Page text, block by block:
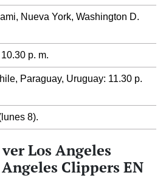
Nueva York, Washington D.
p. m.
Paraguay, Uruguay: 11.30 p.
8).
Los Angeles
Clippers EN